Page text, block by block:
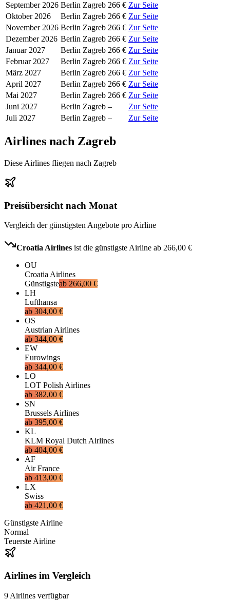
September 2026 Berlin Zagreb 266 € Zur Seite
Oktober 2026
Berlin Zagreb 266 € Zur Seite
November 2026 Berlin Zagreb 266 € Zur Seite
Dezember 2026 Berlin Zagreb 266 € Zur Seite
Januar 2027
Berlin Zagreb 266 € Zur Seite
Februar 2027
Berlin Zagreb 266 € Zur Seite
März 2027
Berlin Zagreb 266 € Zur Seite
April 2027
Berlin Zagreb 266 € Zur Seite
Mai 2027
Berlin Zagreb 266 € Zur Seite
Juni 2027
Berlin Zagreb –
Zur Seite
Juli 2027
Berlin Zagreb – Zur Seite
Airlines nach Zagreb
Diese Airlines fliegen nach Zagreb
Preisübersicht nach Monat
Vergleich der günstigsten Angebote pro Airline
Croatia Airlines ist die günstigste Airline ab 266,00 €
OU
Croatia Airlines
Günstigsteab 266,00 €
LH
Lufthansa
ab 304,00 €
OS
Austrian Airlines
ab 344,00 €
EW
Eurowings
ab 344,00 €
LO
LOT Polish Airlines
ab 382,00 €
SN
Brussels Airlines
ab 395,00 €
KL
KLM Royal Dutch Airlines
ab 404,00 €
AF
Air France
ab 413,00 €
LX
Swiss
ab 421,00 €
Günstigste Airline
Normal
Teuerste Airline
Airlines im Vergleich
9 Airlines verfügbar